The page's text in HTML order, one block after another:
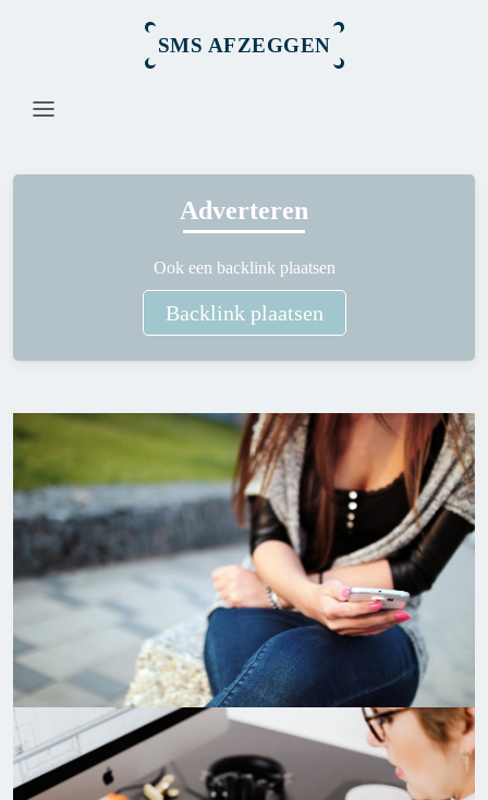
SMS AFZEGGEN
Adverteren
Ook een backlink plaatsen
Backlink plaatsen